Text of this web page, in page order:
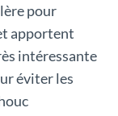
pour
apportent
intéressante
éviter les